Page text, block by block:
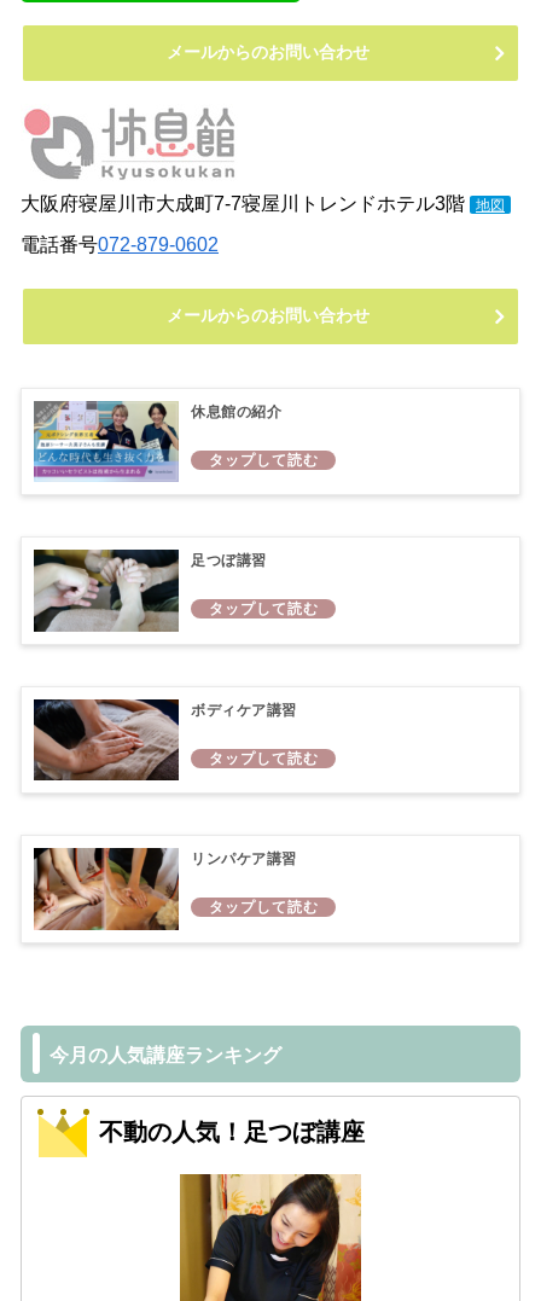
メールからのお問い合わせ
大阪府寝屋川市大成町7-7寝屋川トレンドホテル3階 地図
電話番号072-879-0602
メールからのお問い合わせ
休息館の紹介
足つぼ講習
ボディケア講習
リンパケア講習
今月の人気講座ランキング
不動の人気！足つぼ講座